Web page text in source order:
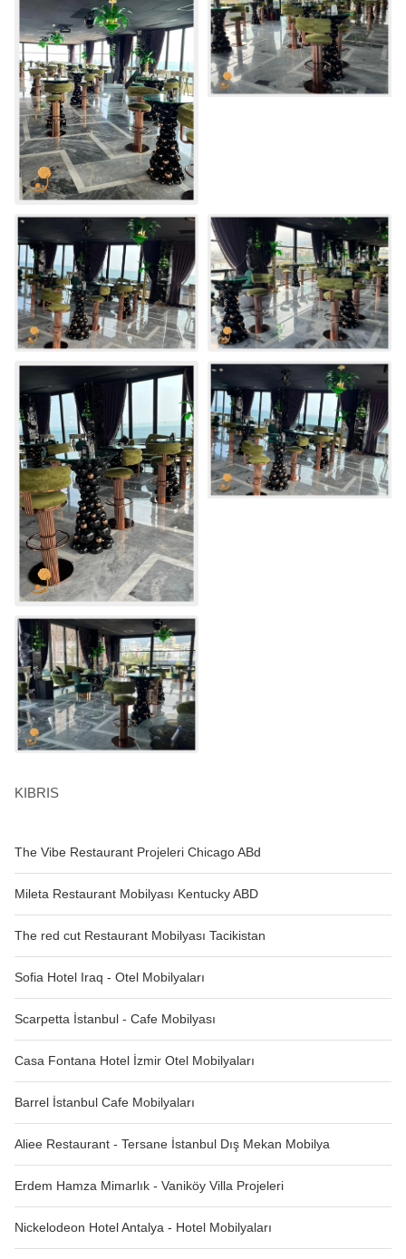
The Vibe Restaurant Projeleri Chicago ABd
Mileta Restaurant Mobilyası Kentucky ABD
The red cut Restaurant Mobilyası Tacikistan
Sofia Hotel Iraq - Otel Mobilyaları
Scarpetta İstanbul - Cafe Mobilyası
Casa Fontana Hotel İzmir Otel Mobilyaları
Barrel İstanbul Cafe Mobilyaları
Aliee Restaurant - Tersane İstanbul Dış Mekan Mobilya
Erdem Hamza Mimarlık - Vaniköy Villa Projeleri
Nickelodeon Hotel Antalya - Hotel Mobilyaları
KIBRIS